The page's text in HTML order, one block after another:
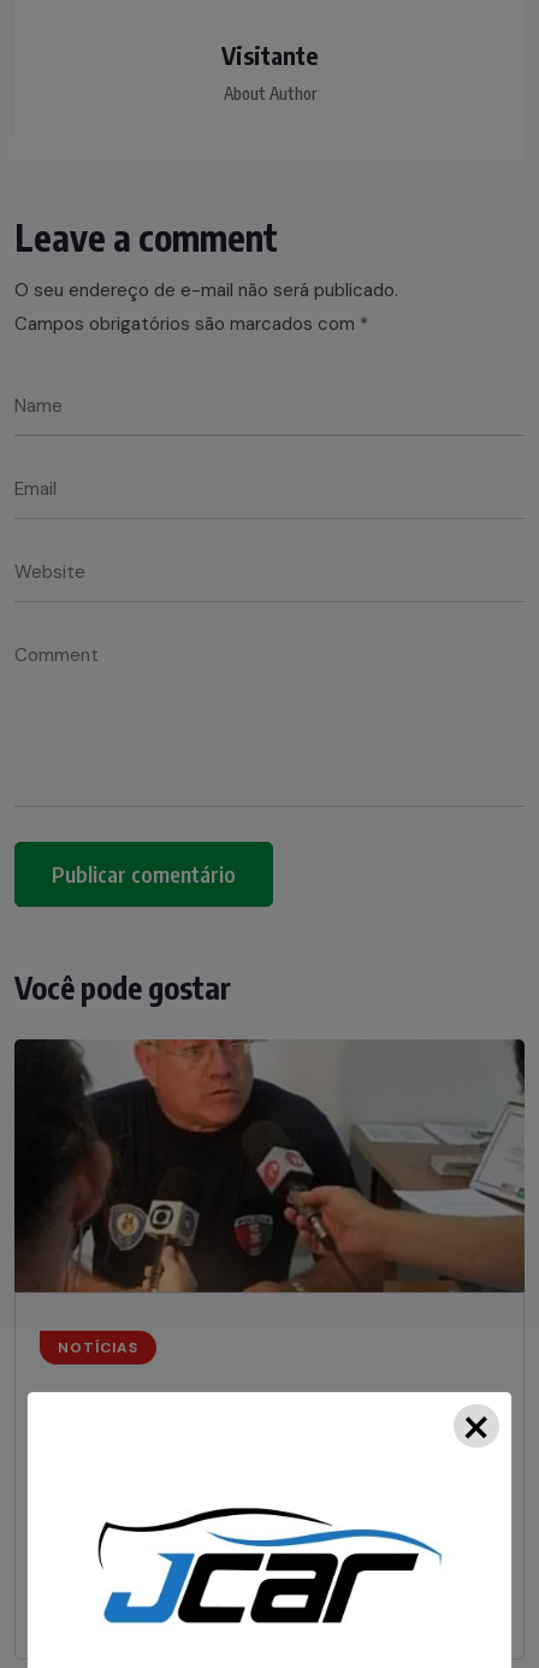
Visitante
About Author
Leave a comment
O seu endereço de e-mail não será publicado.
Campos obrigatórios são marcados com *
Você pode gostar
NOTÍCIAS
Foragido pela morte de delegado aposentado
em bar morre em confronto com a polícia em SC
Um dos dois foragidos investigados pelo latrocínio de
um delegado aposentado em um bar de Criciúma, no
Sul catarinense, foi
×